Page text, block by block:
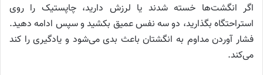
اگر انگشت‌ها خسته شدند یا لرزش دارید، چاپستیک را روی
استراحتگاه بگذارید، دو سه نفس عمیق بکشید و سپس ادامه دهید.
فشار آوردن مداوم به انگشتان باعث بدی می‌شود و یادگیری را کند
می‌کند.